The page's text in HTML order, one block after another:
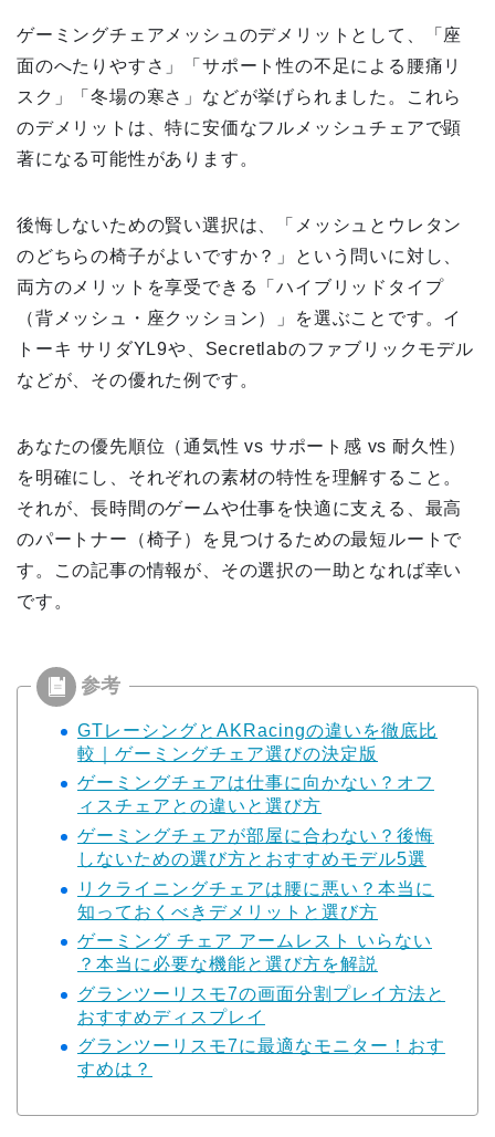
ゲーミングチェアメッシュのデメリットとして、「座
面のへたりやすさ」「サポート性の不足による腰痛リ
スク」「冬場の寒さ」などが挙げられました。これら
のデメリットは、特に安価なフルメッシュチェアで顕
著になる可能性があります。
後悔しないための賢い選択は、「メッシュとウレタン
のどちらの椅子がよいですか？」という問いに対し、
両方のメリットを享受できる「ハイブリッドタイプ
（背メッシュ・座クッション）」を選ぶことです。イ
トーキ サリダYL9や、Secretlabのファブリックモデル
などが、その優れた例です。
あなたの優先順位（通気性 vs サポート感 vs 耐久性）
を明確にし、それぞれの素材の特性を理解すること。
それが、長時間のゲームや仕事を快適に支える、最高
のパートナー（椅子）を見つけるための最短ルートで
す。この記事の情報が、その選択の一助となれば幸い
です。
GTレーシングとAKRacingの違いを徹底比
較｜ゲーミングチェア選びの決定版
ゲーミングチェアは仕事に向かない？オフ
ィスチェアとの違いと選び方
ゲーミングチェアが部屋に合わない？後悔
しないための選び方とおすすめモデル5選
リクライニングチェアは腰に悪い？本当に
知っておくべきデメリットと選び方
ゲーミング チェア アームレスト いらない
？本当に必要な機能と選び方を解説
グランツーリスモ7の画面分割プレイ方法と
おすすめディスプレイ
グランツーリスモ7に最適なモニター！おす
すめは？